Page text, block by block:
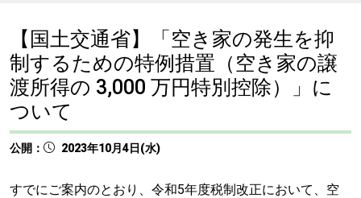
【国土交通省】「空き家の発生を抑
制するための特例措置（空き家の譲
渡所得の 3,000 万円特別控除）」に
ついて
公開： 2023年10月4日(水)
すでにご案内のとおり、令和5年度税制改正において、空